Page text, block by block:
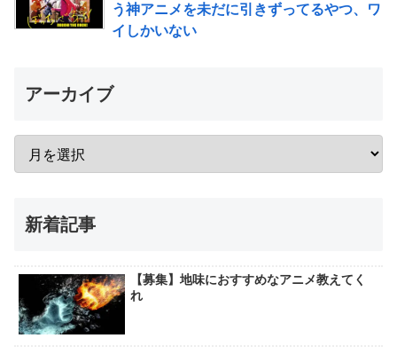
う神アニメを未だに引きずってるやつ、ワ
イしかいない
アーカイブ
新着記事
【募集】地味におすすめなアニメ教えてく
れ